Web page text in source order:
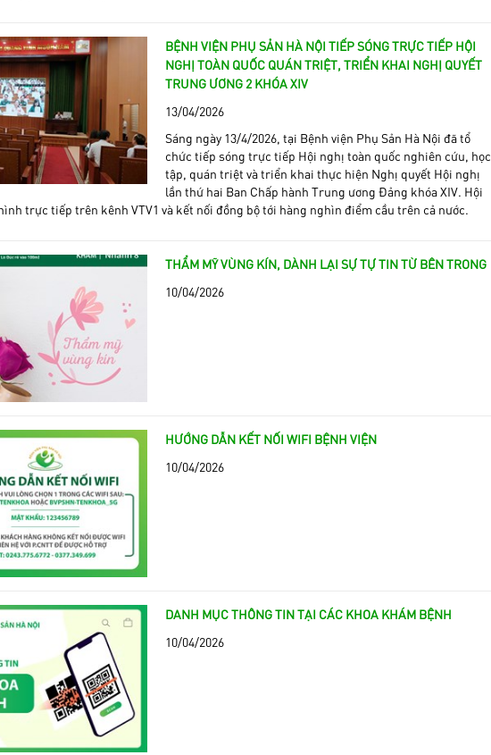
BỆNH VIỆN PHỤ SẢN HÀ NỘI TIẾP SÓNG TRỰC TIẾP HỘI
NGHỊ TOÀN QUỐC QUÁN TRIỆT, TRIỂN KHAI NGHỊ QUYẾT
TRUNG ƯƠNG 2 KHÓA XIV
13/04/2026
Sáng ngày 13/4/2026, tại Bệnh viện Phụ Sản Hà Nội đã tổ
chức tiếp sóng trực tiếp Hội nghị toàn quốc nghiên cứu, học
tập, quán triệt và triển khai thực hiện Nghị quyết Hội nghị
lần thứ hai Ban Chấp hành Trung ương Đảng khóa XIV. Hội
trực tiếp trên kênh VTV1 và kết nối đồng bộ tới hàng nghìn điểm cầu trên cả nước.
THẨM MỸ VÙNG KÍN, DÀNH LẠI SỰ TỰ TIN TỪ BÊN TRONG
10/04/2026
HƯỚNG DẪN KẾT NỐI WIFI BỆNH VIỆN
10/04/2026
DANH MỤC THÔNG TIN TẠI CÁC KHOA KHÁM BỆNH
10/04/2026